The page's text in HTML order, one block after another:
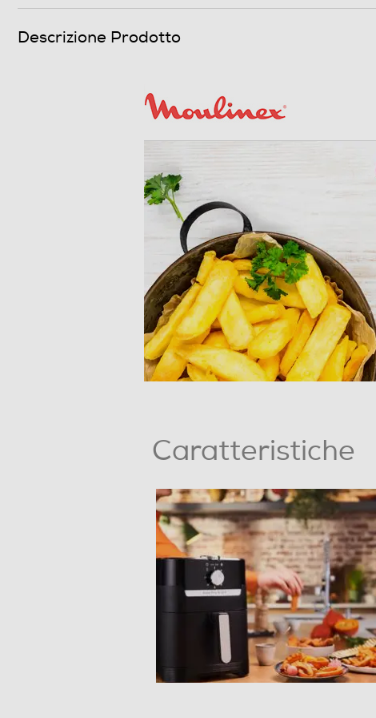
Dotazioni - Personalizzazioni
Cestello estraibile
Cestello saliscendi
Vasca olio estraibile
Rubinetto svuota olio
Coperchio staccabile/lavabile
Vaschetta raccogli-condensa
Dettagli strutturali
Altre caratteristiche
Descrizione Prodotto
Caratteristiche